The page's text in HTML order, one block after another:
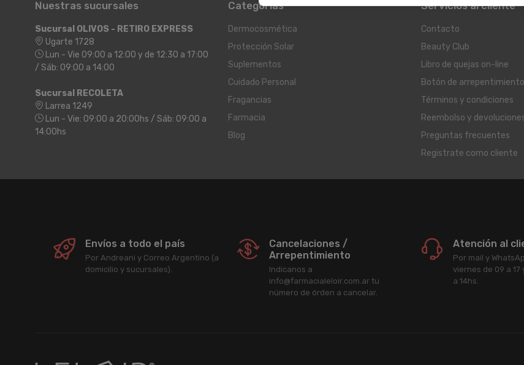
Nuestras sucursales
Sucursal OLIVOS - RETIRO EXPRESS
Ugarte 1728
Lun - Vie 09:00 a 12:00 y de 12:30 a 17:00
/ Sáb: 09:00 a 14:00
Sucursal RECOLETA
Larrea 1249
Lun - Vie: 09:00 a 20:00hs / Sáb: 09:00 a
14:00hs
Categorías
Dermocosmética
Protección Solar
Suplementos
Cuidado Personal
Fragancias
Farmacia
Blog
Servicios al cliente
Contacto
Beauty Club
Libro de quejas on-line
Botón de arrepentimiento
Términos y condiciones
Reembolso y
Preguntas frecuentes
Registrate como cliente
Envíos a todo el país
Por Andreani y Correo Argentino (a
domicilio y sucursales).
Cancelaciones /
Arrepentimiento
Indicanos a
info@farmacialeloir.com.ar tu
número de órden a cancelar.
Atención al
Por mail y
viernes de 09 a 17
a 14hs.